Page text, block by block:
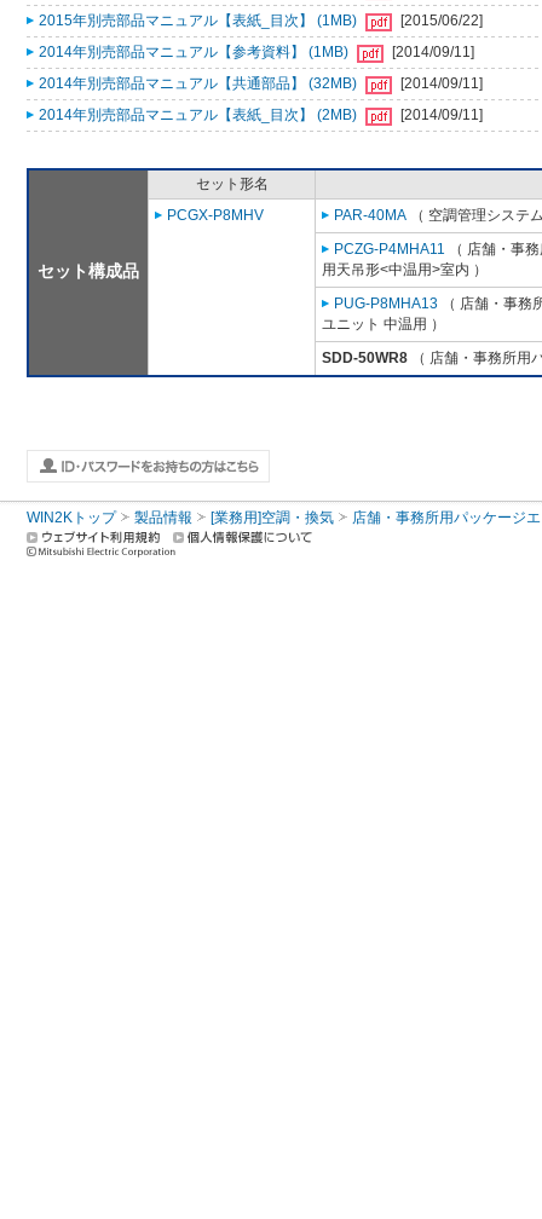
2015年別売部品マニュアル【表紙_目次】 (1MB)
[2015/06/22]
2014年別売部品マニュアル【参考資料】 (1MB)
[2014/09/11]
2014年別売部品マニュアル【共通部品】 (32MB)
[2014/09/11]
2014年別売部品マニュアル【表紙_目次】 (2MB)
[2014/09/11]
セット構成品
セット形名
PCGX-P8MHV
PAR-40MA （ 空調管理システ
PCZG-P4MHA11 （ 店舗・事
用天吊形<中温用>室内 ）
PUG-P8MHA13 （ 店舗・事務
ユニット 中温用 ）
SDD-50WR8 （ 店舗・事務所用
WIN2Kトップ 製品情報 [業務用]空調・換気 店舗・事務所用パッケージ